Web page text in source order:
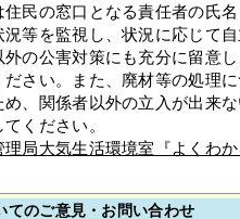
民の窓口となる責任者の氏
等を監視し、状況に応じて
外の公害対策にも充分に留意
さい。また、廃材等の処理
め、関係者以外の立入が出来
ください。
局大気生活環境室『よくわ
てのご意見・お問い合わせ